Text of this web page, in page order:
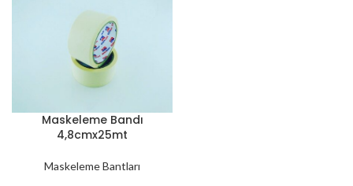
Maskeleme Bandı
4,8cmx25mt
Maskeleme Bantları